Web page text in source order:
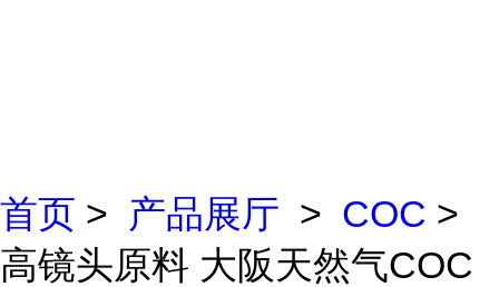
首页 > 产品展厅 > COC >
高镜头原料 大阪天然气COC